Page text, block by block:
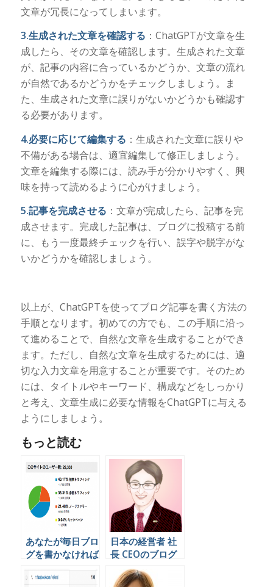
文章が冗長になってしまいます。
3.生成された文章を確認する ：ChatGPTが文章を生
成したら、その文章を確認します。生成された文章
が、記事の内容に合っているかどうか、文章の流れ
が自然であるかどうかをチェックしましょう。ま
た、生成された文章に誤りがないかどうかも確認す
る必要があります。
4.必要に応じて編集する ：生成された文章に誤りや
不備がある場合は、適宜編集して修正しましょう。
文章を編集する際には、読み手が分かりやすく、興
味を持って読めるように心がけましょう。
5.記事を完成させる ：文章が完成したら、記事を完
成させます。完成した記事は、ブログに投稿する前
に、もう一度最終チェックを行い、誤字や脱字がな
いかどうかを確認しましょう。
以上が、ChatGPTを使ってブログ記事を書く方法の
手順となります。初めての方でも、この手順に沿っ
て進めることで、自然な文章を生成することができ
ます。ただし、自然な文章を生成するためには、適
切な入力文章を用意することが重要です。そのため
には、タイトルやキーワード、構成などをしっかり
と考え、文章生成に必要な情報をChatGPTに与える
ようにしましょう。
もっと読む
あなたが毎日ブロ
グを書かなければ
いけない3つの理
由
日本の経営者 社
長 CEOのブログ
まとめ